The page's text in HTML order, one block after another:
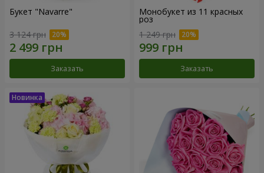
Букет "Navarre"
3 124 грн
Заказать
Монобукет из 11 красных
роз
1 249 грн
Заказать